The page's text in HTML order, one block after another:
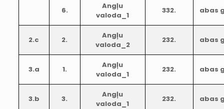
6.
Angļu
valoda_1
332. abas
2.c 2.
Angļu
valoda_2
232. abas
3.a 1.
Angļu
valoda_1
232. abas
3.b 3.
Angļu
valoda_1
232. abas